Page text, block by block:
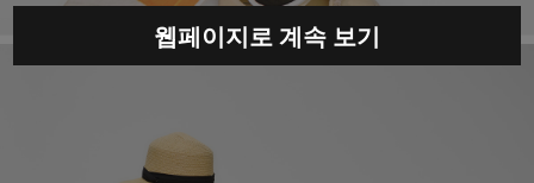
웹페이지로 계속 보기